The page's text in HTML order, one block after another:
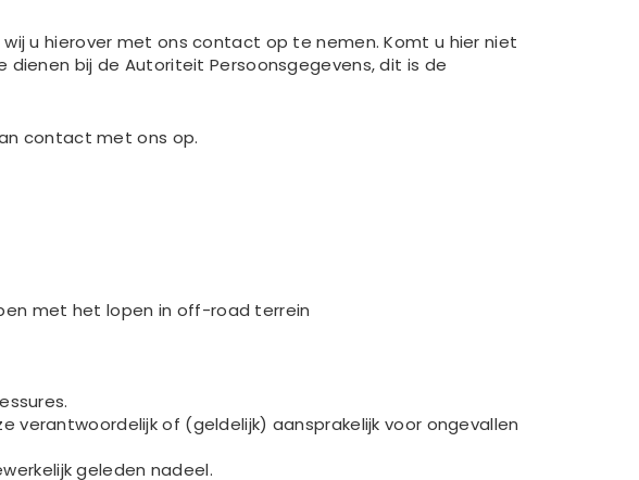
u hierover met ons contact op te nemen. Komt u hier niet
bij de Autoriteit Persoonsgegevens, dit is de
contact met ons op.
met het lopen in off-road terrein
verantwoordelijk of (geldelijk) aansprakelijk voor ongevallen
geleden nadeel.